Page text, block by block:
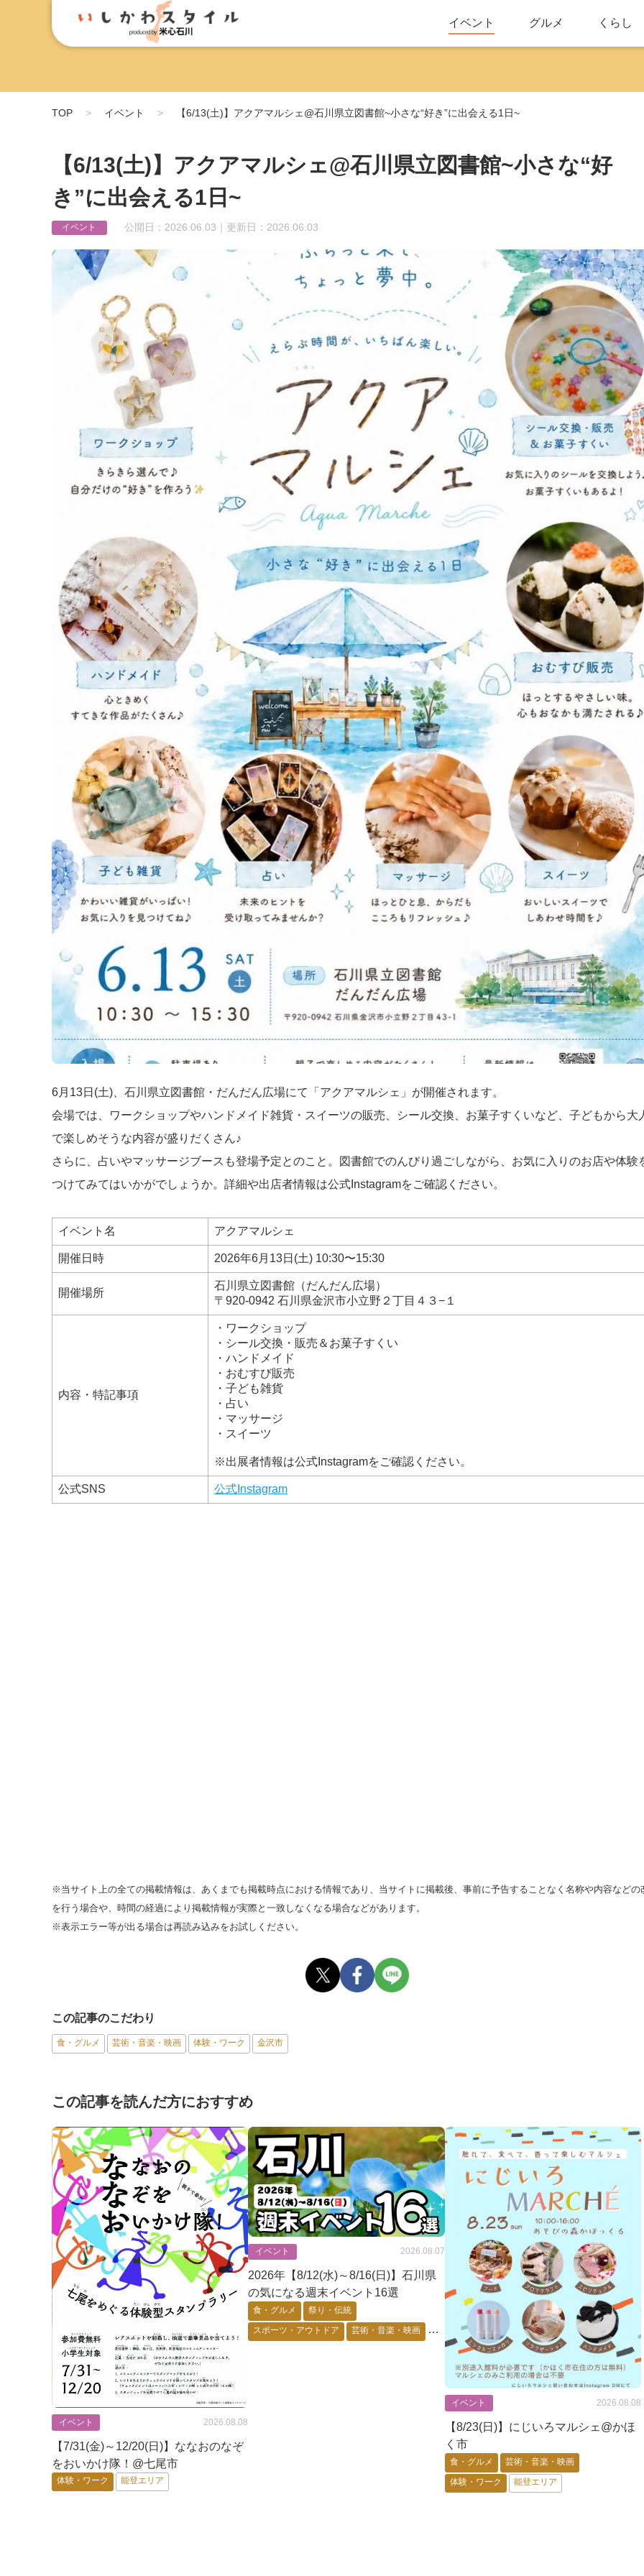
イベント グルメ くらし
TOP イベント 【6/13(土)】アクアマルシェ@石川県立図書館~小さな“好き”に出会える1日~
【6/13(土)】アクアマルシェ@石川県立図書館~小さな“好
き”に出会える1日~
イベント 公開日：2026.06.03｜更新日：2026.06.03
6月13日(土)、石川県立図書館・だんだん広場にて「アクアマルシェ」が開催されます。
会場では、ワークショップやハンドメイド雑貨・スイーツの販売、シール交換、お菓子すくいなど、子どもから大
で楽しめそうな内容が盛りだくさん♪
さらに、占いやマッサージブースも登場予定とのこと。図書館でのんびり過ごしながら、お気に入りのお店や体験
つけてみてはいかがでしょうか。詳細や出店者情報は公式Instagramをご確認ください。
イベント名 アクアマルシェ
開催日時 2026年6月13日(土) 10:30〜15:30
開催場所
石川県立図書館（だんだん広場）
〒920-0942 石川県金沢市小立野２丁目４３−１
内容・特記事項
・ワークショップ
・シール交換・販売＆お菓子すくい
・ハンドメイド
・おむすび販売
・子ども雑貨
・占い
・マッサージ
・スイーツ
※出展者情報は公式Instagramをご確認ください。
公式SNS 公式Instagram
※当サイト上の全ての掲載情報は、あくまでも掲載時点における情報であり、当サイトに掲載後、事前に予告することなく名称や内容などの
を行う場合や、時間の経過により掲載情報が実際と一致しなくなる場合などがあります。
※表示エラー等が出る場合は再読み込みをお試しください。
この記事のこだわり
食・グルメ 芸術・音楽・映画 体験・ワーク 金沢市
この記事を読んだ方におすすめ
イベント 2026.08.08
【7/31(金)～12/20(日)】ななおのなぞ
をおいかけ隊！@七尾市
体験・ワーク 能登エリア
イベント 2026.08.07
2026年【8/12(水)～8/16(日)】石川県
の気になる週末イベント16選
食・グルメ 祭り・伝統
スポーツ・アウトドア 芸術・音楽・映画
イベント
2026.08.08
【8/23(日)】にじいろマルシェ@かほ
く市
食・グルメ 芸術・音楽・映画
体験・ワーク 能登エリア